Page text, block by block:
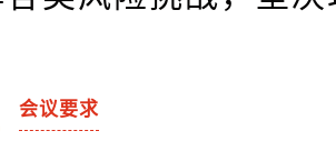
会议要求